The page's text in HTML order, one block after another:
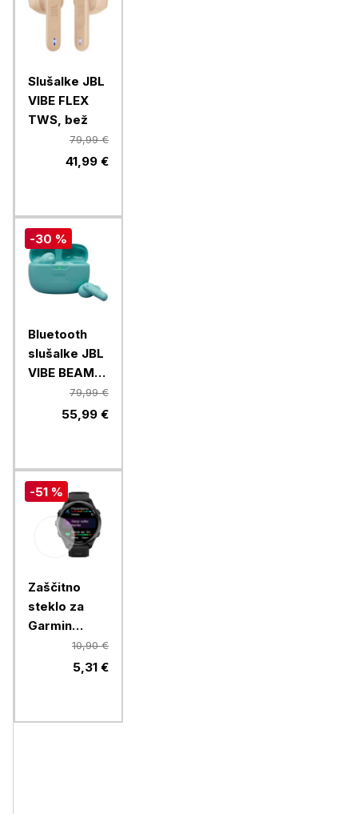
Slušalke JBL
VIBE FLEX
TWS, bež
79,99 €
41,99 €
-30 %
Bluetooth
slušalke JBL
VIBE BEAM
2, modre79,99 €
55,99 €
-51 %
Zaščitno
steklo za
Garmin
Forerunner
970 (41mm)
10,90 €
5,31 €